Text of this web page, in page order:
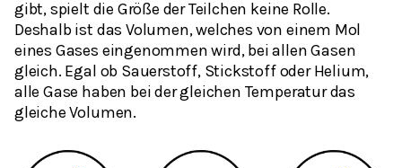
gibt, spielt die Größe der Teilchen keine Rolle.
Deshalb ist das Volumen, welches von einem Mol
eines Gases eingenommen wird, bei allen Gasen
gleich. Egal ob Sauerstoff, Stickstoff oder Helium,
alle Gase haben bei der gleichen Temperatur das
gleiche Volumen.